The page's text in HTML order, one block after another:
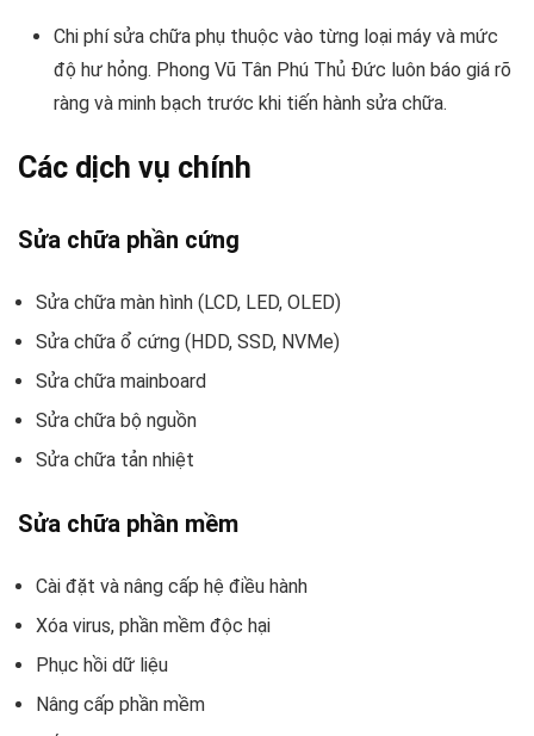
Chi phí sửa chữa phụ thuộc vào từng loại máy và mức
độ hư hỏng. Phong Vũ Tân Phú Thủ Đức luôn báo giá rõ
ràng và minh bạch trước khi tiến hành sửa chữa.
Các dịch vụ chính
Sửa chữa phần cứng
Sửa chữa màn hình (LCD, LED, OLED)
Sửa chữa ổ cứng (HDD, SSD, NVMe)
Sửa chữa mainboard
Sửa chữa bộ nguồn
Sửa chữa tản nhiệt
Sửa chữa phần mềm
Cài đặt và nâng cấp hệ điều hành
Xóa virus, phần mềm độc hại
Phục hồi dữ liệu
Nâng cấp phần mềm